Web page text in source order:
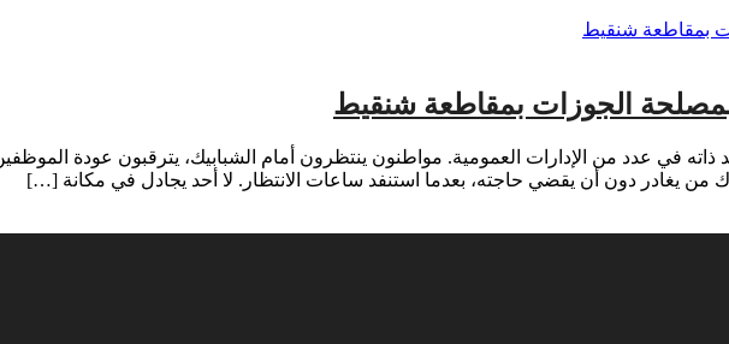
الجوزات بمقاطعة شنقيط
في عدد من الإدارات العمومية. مواطنون ينتظرون أمام الشبابيك، يترقبون عودة
من يغادر دون أن يقضي حاجته، بعدما استنفد ساعات الانتظار. لا أحد يجادل في مكانة […]